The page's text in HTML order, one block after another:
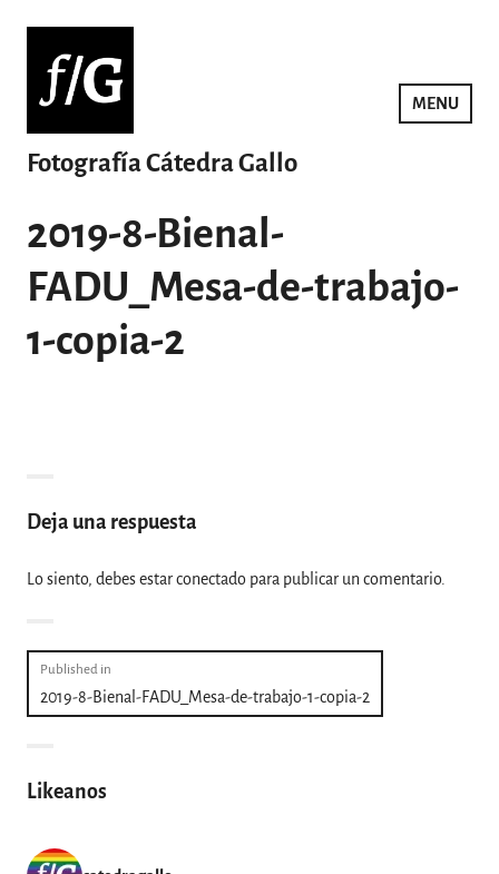
contenido
Fotografía Cátedra Gallo
MENU
2019-8-Bienal-
FADU_Mesa-de-trabajo-
1-copia-2
Deja una respuesta
Lo siento, debes estarconectado para publicar un comentario.
Navegación
de
Published in
2019-8-Bienal-FADU_Mesa-de-trabajo-1-copia-2
Likeanos